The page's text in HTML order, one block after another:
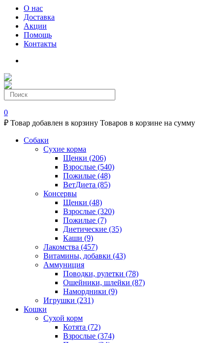
О нас
Доставка
Акции
Помощь
Контакты
0
₽ Товар добавлен в корзину Товаров в корзине на сумму
Собаки
Сухие корма
Щенки (206)
Взрослые (540)
Пожилые (48)
ВетДиета (85)
Консервы
Щенки (48)
Взрослые (320)
Пожилые (7)
Диетические (35)
Каши (9)
Лакомства (457)
Витамины, добавки (43)
Аммуниция
Поводки, рулетки (78)
Ошейники, шлейки (87)
Намордники (9)
Игрушки (231)
Кошки
Сухой корм
Котята (72)
Взрослые (374)